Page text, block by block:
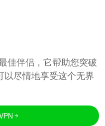
佳伴侣，它帮助您突破
尽情地享受这个无界